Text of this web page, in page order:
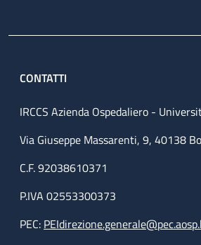
CONTATTI
IRCCS Azienda Ospedaliero -
Via Giuseppe Massarenti, 9, 40138
C.F. 92038610371
P.IVA 02553300373
PEC: